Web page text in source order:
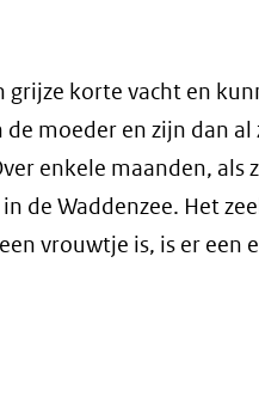
korte vacht en
moeder en zijn dan al
enkele maanden, als
de Waddenzee. Het
vrouwtje is, is er een